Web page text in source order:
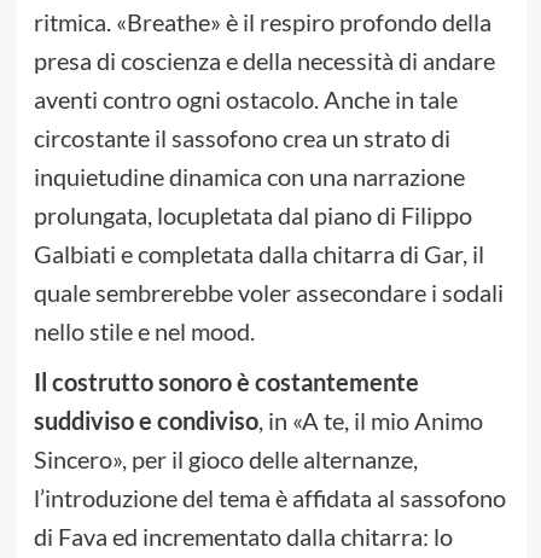
ritmica. «Breathe» è il respiro profondo della
presa di coscienza e della necessità di andare
aventi contro ogni ostacolo. Anche in tale
circostante il sassofono crea un strato di
inquietudine dinamica con una narrazione
prolungata, locupletata dal piano di Filippo
Galbiati e completata dalla chitarra di Gar, il
quale sembrerebbe voler assecondare i sodali
nello stile e nel mood.
Il costrutto sonoro è costantemente
suddiviso e condiviso, in «A te, il mio Animo
Sincero», per il gioco delle alternanze,
l’introduzione del tema è affidata al sassofono
di Fava ed incrementato dalla chitarra: lo